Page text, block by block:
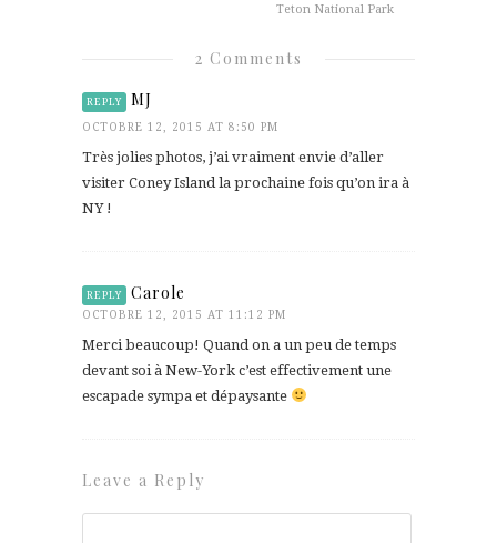
Teton National Park
2 Comments
REPLY MJ
OCTOBRE 12, 2015 AT 8:50 PM
Très jolies photos, j’ai vraiment envie d’aller
visiter Coney Island la prochaine fois qu’on ira à
NY !
REPLY Carole
OCTOBRE 12, 2015 AT 11:12 PM
Merci beaucoup! Quand on a un peu de temps
devant soi à New-York c’est effectivement une
escapade sympa et dépaysante
Leave a Reply